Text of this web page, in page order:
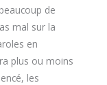
de
mal sur la
en
plus ou moins
les